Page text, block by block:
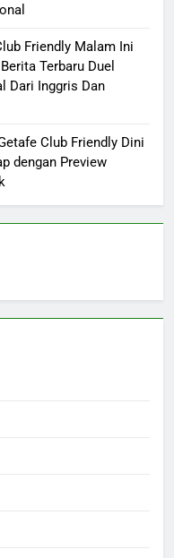
Friendly Malam Ini
Terbaru Duel
Dari Inggris Dan
Club Friendly Dini
dengan Preview